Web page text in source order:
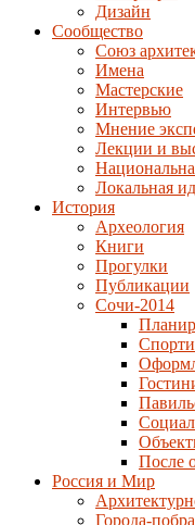
Дизайн
Сообщество
Союз
Имена
Мастерские
Интервью
Мнение
Лекции и
Локальная
История
Археология
Книги
Прогулки
Публикации
Сочи-2014
После
Россия и Мир
Города-